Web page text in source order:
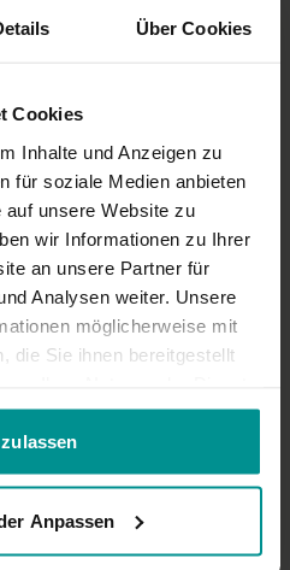
Über Cookies
Cookies
Inhalte und Anzeigen zu
für soziale Medien anbieten
unsere Website zu
wir Informationen zu Ihrer
an unsere Partner für
Analysen weiter. Unsere
möglicherweise mit
die Sie ihnen bereitgestellt
Anpassen
03:04